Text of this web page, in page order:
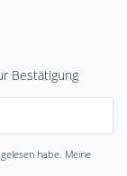
Bestätigung
habe. Meine